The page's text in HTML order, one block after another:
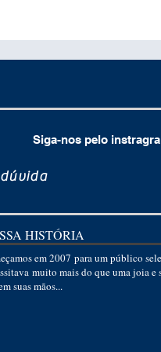
Siga-nos pelo
HISTÓRIA
em 2007 para um público
muito mais do que uma joia e
suas mãos...